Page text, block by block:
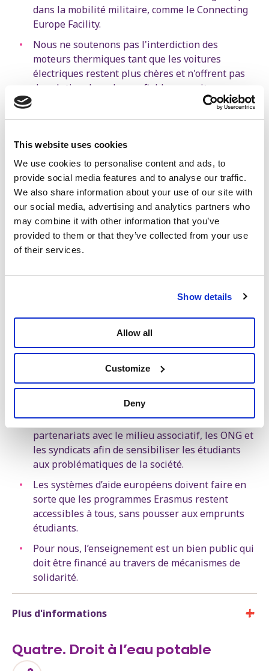
This website uses cookies
We use cookies to personalise content and ads, to
provide social media features and to analyse our traffic.
We also share information about your use of our site with
our social media, advertising and analytics partners who
may combine it with other information that you’ve
provided to them or that they’ve collected from your use
of their services.
Show details
Allow all
Customize
Deny
dans la mobilité militaire, comme le Connecting
Europe Facility.
Nous ne soutenons pas l'interdiction des
moteurs thermiques tant que les voitures
électriques restent plus chères et n'offrent pas
de solution de rechange fiable aux voitures
Plus d'informations
Trois. Pas d’avenir sans un
enseignement de qualité
Nous voulons une réforme fondamentale du
supérieur. Les universités sont bien plus que des
institutions destinées à positionner les jeunes
Nous refusons la privatisation européenne du
public-privé dans les écoles et les universités
mettent en péril la participation des
établissements d’enseignement au processus
Nous encourageons les chaires et les
partenariats avec le milieu associatif, les ONG et
les syndicats afin de sensibiliser les étudiants
aux problématiques de la société.
Les systèmes d’aide européens doivent faire en
sorte que les programmes Erasmus restent
accessibles à tous, sans pousser aux emprunts
étudiants.
Pour nous, l’enseignement est un bien public qui
doit être financé au travers de mécanismes de
solidarité.
Plus d'informations
Quatre. Droit à l’eau potable